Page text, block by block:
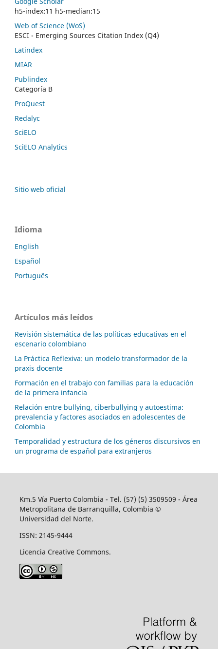
h5-index:11 h5-median:15
Web of Science (WoS)
ESCI - Emerging Sources Citation Index (Q4)
Latindex
MIAR
Publindex
Categoría B
ProQuest
Redalyc
SciELO
SciELO Analytics
Sitio web oficial
Idioma
English
Español
Português
Artículos más leídos
Revisión sistemática de las políticas educativas en el
escenario colombiano
La Práctica Reflexiva: un modelo transformador de la
praxis docente
Formación en el trabajo con familias para la educación
de la primera infancia
Relación entre bullying, ciberbullying y autoestima:
prevalencia y factores asociados en adolescentes de
Colombia
Temporalidad y estructura de los géneros discursivos en
un programa de español para extranjeros
Km.5 Vía Puerto Colombia - Tel. (57) (5) 3509509 - Área
Metropolitana de Barranquilla, Colombia ©
Universidad del Norte.
ISSN: 2145-9444
Licencia Creative Commons.